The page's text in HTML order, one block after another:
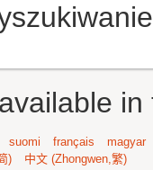
suomi français
magyar
) 中文 (Zhongwen,繁)